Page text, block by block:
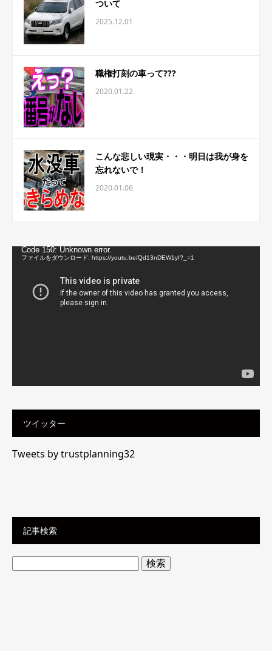
ついて
2025.12.01
職権打刻の車って???
2020.01.22
こんな悲しい現実・・・明日は我が身を
忘れないで！
2020.01.06
動Code 150: Unknown error.
ファイルをダウンロード: https://youtu.be/Qd13nDEW1yI?_=1
ツイッター
Tweets by trustplanning32
記事検索
検
索: